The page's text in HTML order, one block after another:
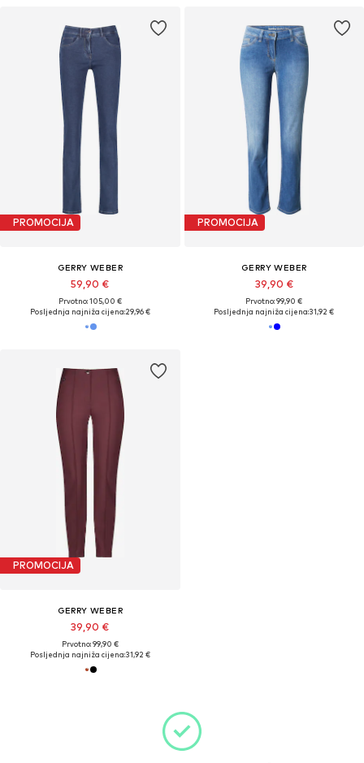
PROMOCIJA
GERRY WEBER
59,90 €
Prvotno: 105,00 €
Posljednja najniža cijena:29,96 €
PROMOCIJA
GERRY WEBER
39,90 €
Prvotno: 99,90 €
Posljednja najniža cijena:31,92 €
PROMOCIJA
GERRY WEBER
39,90 €
Prvotno: 99,90 €
Posljednja najniža cijena:31,92 €